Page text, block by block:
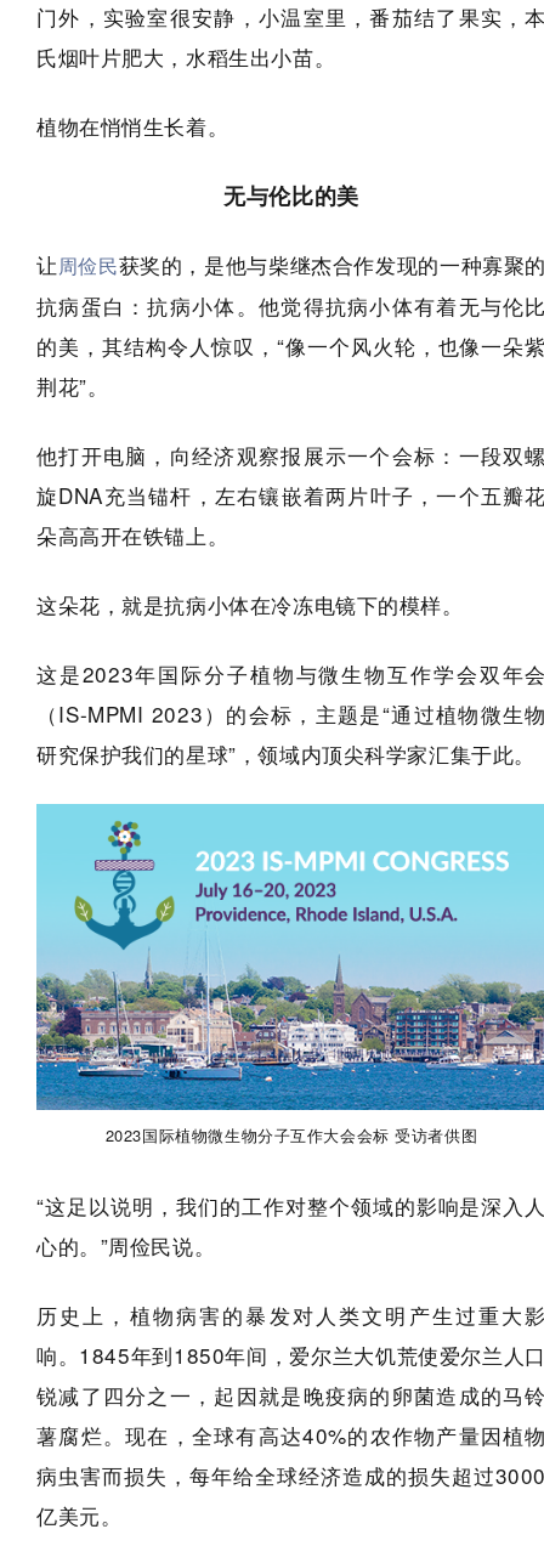
门外，实验室很安静，小温室里，番茄结了果实，
氏烟叶片肥大，水稻生出小苗。
植物在悄悄生长着。
无与伦比的美
让 周俭民获奖的，是他与柴继杰合作发现的一种寡聚
抗病蛋白：抗病小体。他觉得抗病小体有着无与伦
的美，其结构令人惊叹，“像一个风火轮，也像一朵
荆花”。
他打开电脑，向经济观察报展示一个会标：一段双
旋DNA充当锚杆，左右镶嵌着两片叶子，一个五瓣
朵高高开在铁锚上。
这朵花，就是抗病小体在冷冻电镜下的模样。
这是2023年国际分子植物与微生物互作学会双年
（IS-MPMI 2023）的会标，主题是“通过植物微生
研究保护我们的星球”，领域内顶尖科学家汇集于此。
2023国际植物微生物分子互作大会会标 受访者供图
“这足以说明，我们的工作对整个领域的影响是深入
心的。”周俭民说。
历史上，植物病害的暴发对人类文明产生过重大
响。1845年到1850年间，爱尔兰大饥荒使爱尔兰人
锐减了四分之一，起因就是晚疫病的卵菌造成的马
薯腐烂。现在，全球有高达40%的农作物产量因植
病虫害而损失，每年给全球经济造成的损失超过
亿美元。